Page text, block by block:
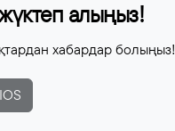
алыңыз!
хабардар болыңыз!
IOS